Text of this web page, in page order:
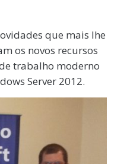
que mais lhe
os novos recursos
trabalho moderno
Server 2012.